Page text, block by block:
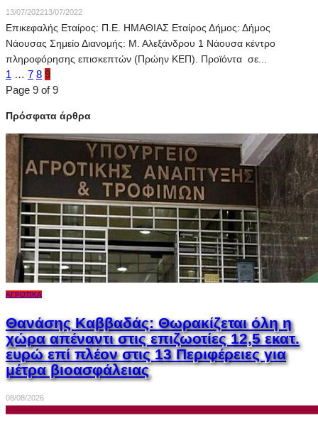
13/07/202213/07/2022
Επικεφαλής Εταίρος: Π.Ε. ΗΜΑΘΙΑΣ Εταίρος Δήμος: Δήμος
Νάουσας Σημείο Διανομής: Μ. Αλεξάνδρου 1 Νάουσα κέντρο
πληροφόρησης επισκεπτών (Πρώην ΚΕΠ). Προϊόντα σε...
1 … 7 8 9
Page 9 of 9
Πρόσφατα άρθρα
ΑΓΡΟΤΙΚΆ
Θανάσης Καββαδάς: Θωρακίζεται όλη η
χώρα απέναντι στις επιζωοτίες 12,5 εκατ.
ευρώ επί πλέον στις 13 Περιφέρειες για
μέτρα βιοασφάλειας
08/08/2026